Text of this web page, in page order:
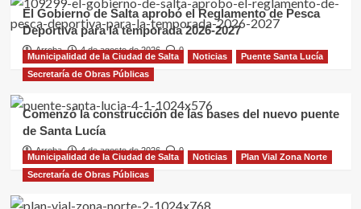
El Gobierno de Salta aprobó el Reglamento de Pesca
Deportiva para la temporada 2026-2027
Arroba 4 de agosto de 2026 0
Municipalidad de la Ciudad de Salta Noticias
Puente Santa Lucía
Secretaría de Obras Públicas
Comenzó la construcción de las bases del nuevo puente
de Santa Lucía
Arroba 4 de agosto de 2026 0
Municipalidad de la Ciudad de Salta Noticias
Plan Vial Zona Norte
Secretaría de Obras Públicas